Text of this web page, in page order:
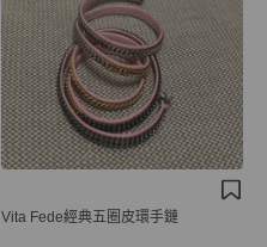
Vita Fede經典五圈皮環手鏈